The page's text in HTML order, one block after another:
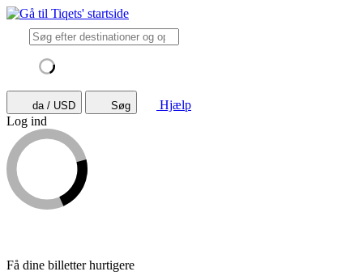
da / USD Søg
Hjælp
Log ind
Få dine billetter hurtigere